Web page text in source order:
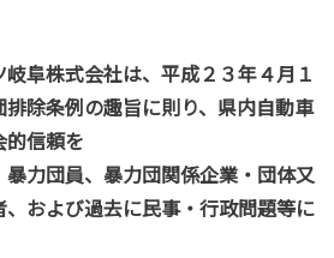
岐阜株式会社は、平成２３年４月１
除条例の趣旨に則り、県内自動車
的信頼を
力団員、暴力団関係企業・団体又
および過去に民事・行政問題等に